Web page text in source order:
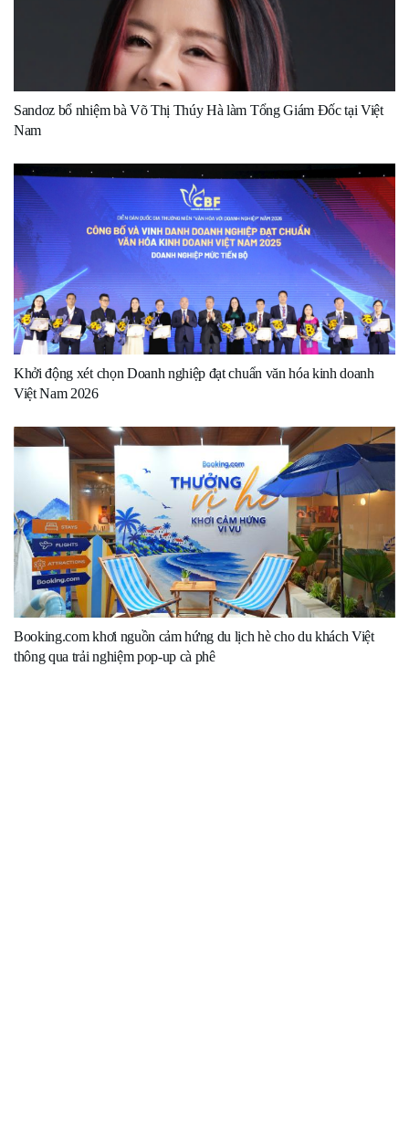
Sandoz bổ nhiệm bà Võ Thị Thúy Hà làm Tổng Giám Đốc tại Việt
Nam
Khởi động xét chọn Doanh nghiệp đạt chuẩn văn hóa kinh doanh
Việt Nam 2026
Booking.com khơi nguồn cảm hứng du lịch hè cho du khách Việt
thông qua trải nghiệm pop-up cà phê